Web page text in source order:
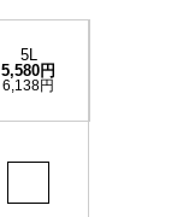
5L
5,580円
6,138円